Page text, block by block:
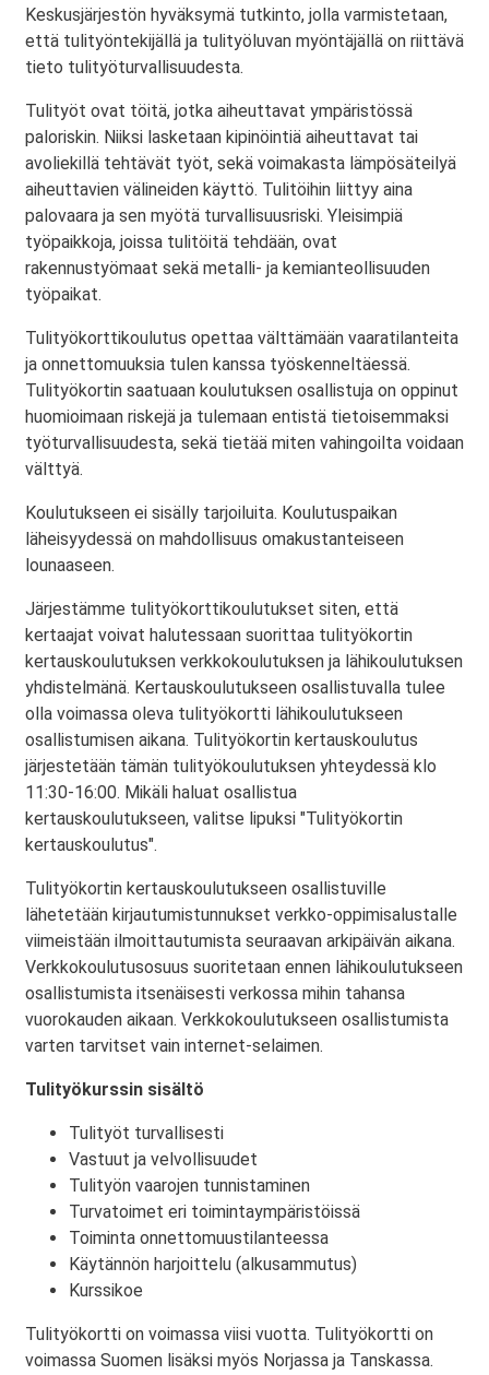
Keskusjärjestön hyväksymä tutkinto, jolla varmistetaan,
että tulityöntekijällä ja tulityöluvan myöntäjällä on riittävä
tieto tulityöturvallisuudesta.
Tulityöt ovat töitä, jotka aiheuttavat ympäristössä
paloriskin. Niiksi lasketaan kipinöintiä aiheuttavat tai
avoliekillä tehtävät työt, sekä voimakasta lämpösäteilyä
aiheuttavien välineiden käyttö. Tulitöihin liittyy aina
palovaara ja sen myötä turvallisuusriski. Yleisimpiä
työpaikkoja, joissa tulitöitä tehdään, ovat
rakennustyömaat sekä metalli- ja kemianteollisuuden
työpaikat.
Tulityökorttikoulutus opettaa välttämään vaaratilanteita
ja onnettomuuksia tulen kanssa työskenneltäessä.
Tulityökortin saatuaan koulutuksen osallistuja on oppinut
huomioimaan riskejä ja tulemaan entistä tietoisemmaksi
työturvallisuudesta, sekä tietää miten vahingoilta voidaan
välttyä.
Koulutukseen ei sisälly tarjoiluita. Koulutuspaikan
läheisyydessä on mahdollisuus omakustanteiseen
lounaaseen.
Järjestämme tulityökorttikoulutukset siten, että
kertaajat voivat halutessaan suorittaa tulityökortin
kertauskoulutuksen verkkokoulutuksen ja lähikoulutuksen
yhdistelmänä. Kertauskoulutukseen osallistuvalla tulee
olla voimassa oleva tulityökortti lähikoulutukseen
osallistumisen aikana. Tulityökortin kertauskoulutus
järjestetään tämän tulityökoulutuksen yhteydessä klo
11:30-16:00. Mikäli haluat osallistua
kertauskoulutukseen, valitse lipuksi "Tulityökortin
kertauskoulutus".
Tulityökortin kertauskoulutukseen osallistuville
lähetetään kirjautumistunnukset verkko-oppimisalustalle
viimeistään ilmoittautumista seuraavan arkipäivän aikana.
Verkkokoulutusosuus suoritetaan ennen lähikoulutukseen
osallistumista itsenäisesti verkossa mihin tahansa
vuorokauden aikaan. Verkkokoulutukseen osallistumista
varten tarvitset vain internet-selaimen.
Tulityökurssin sisältö
Tulityöt turvallisesti
Vastuut ja velvollisuudet
Tulityön vaarojen tunnistaminen
Turvatoimet eri toimintaympäristöissä
Toiminta onnettomuustilanteessa
Käytännön harjoittelu (alkusammutus)
Kurssikoe
Tulityökortti on voimassa viisi vuotta. Tulityökortti on
voimassa Suomen lisäksi myös Norjassa ja Tanskassa.